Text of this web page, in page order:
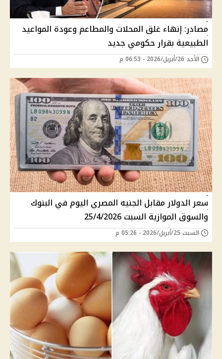
مصادر: إنهاء غلق المحلات والمطاعم وعودة المواعيد
الطبيعية بقرار حكومي جديد
الأحد 26/أبريل/2026 - 06:53 م
سعر الدولار مقابل الجنيه المصري اليوم في البنوك
والسوق الموازية السبت 25/4/2026
السبت 25/أبريل/2026 - 05:26 م